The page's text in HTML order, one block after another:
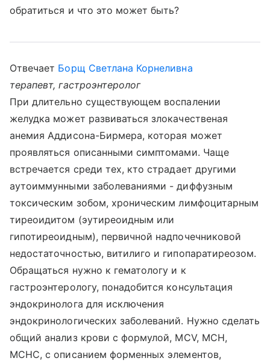
обратиться и что это может быть?
Отвечает Борщ Светлана Корнеливна
терапевт, гастроэнтеролог
При длительно существующем воспалении
желудка может развиваться злокачественая
анемия Аддисона-Бирмера, которая может
проявляться описанными симптомами. Чаще
встречается среди тех, кто страдает другими
аутоиммунными заболеваниями - диффузным
токсическим зобом, хроническим лимфоцитарным
тиреоидитом (эутиреоидным или
гипотиреоидным), первичной надпочечниковой
недостаточностью, витилиго и гипопаратиреозом.
Обращаться нужно к гематологу и к
гастроэнтерологу, понадобится консультация
эндокринолога для исключения
эндокринологических заболеваний. Нужно сделать
общий анализ крови с формулой, MCV, MCH,
MCHC, с описанием форменных элементов,